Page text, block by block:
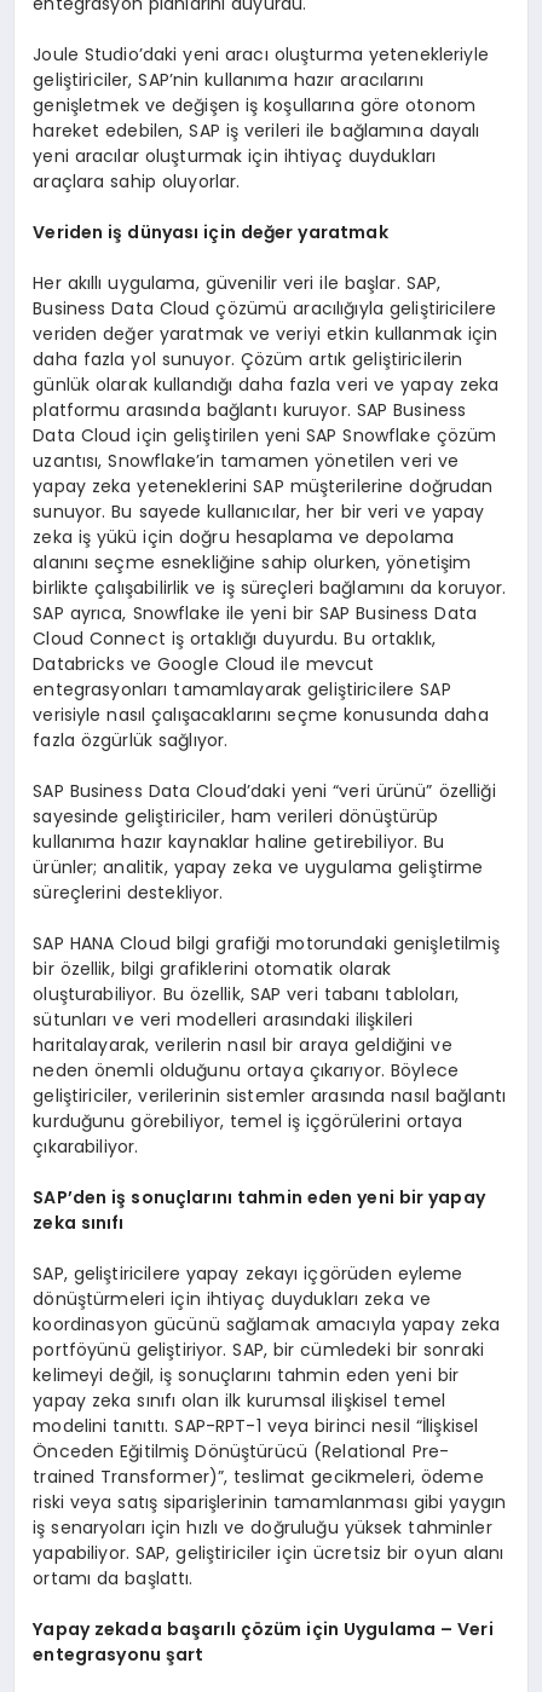
Joule Studio’daki yeni aracı oluşturma yetenekleriyle
geliştiriciler, SAP’nin kullanıma hazır aracılarını
genişletmek ve değişen iş koşullarına göre otonom
hareket edebilen, SAP iş verileri ile bağlamına dayalı
yeni aracılar oluşturmak için ihtiyaç duydukları
araçlara sahip oluyorlar.
Veriden iş dünyası için değer yaratmak
Her akıllı uygulama, güvenilir veri ile başlar. SAP,
Business Data Cloud çözümü aracılığıyla geliştiricilere
veriden değer yaratmak ve veriyi etkin kullanmak için
daha fazla yol sunuyor. Çözüm artık geliştiricilerin
günlük olarak kullandığı daha fazla veri ve yapay zeka
platformu arasında bağlantı kuruyor. SAP Business
Data Cloud için geliştirilen yeni SAP Snowflake çözüm
uzantısı, Snowflake’in tamamen yönetilen veri ve
yapay zeka yeteneklerini SAP müşterilerine doğrudan
sunuyor. Bu sayede kullanıcılar, her bir veri ve yapay
zeka iş yükü için doğru hesaplama ve depolama
alanını seçme esnekliğine sahip olurken, yönetişim
birlikte çalışabilirlik ve iş süreçleri bağlamını da koruyor.
SAP ayrıca, Snowflake ile yeni bir SAP Business Data
Cloud Connect iş ortaklığı duyurdu. Bu ortaklık,
Databricks ve Google Cloud ile mevcut
entegrasyonları tamamlayarak geliştiricilere SAP
verisiyle nasıl çalışacaklarını seçme konusunda daha
fazla özgürlük sağlıyor.
SAP Business Data Cloud’daki yeni “veri ürünü” özelliği
sayesinde geliştiriciler, ham verileri dönüştürüp
kullanıma hazır kaynaklar haline getirebiliyor. Bu
ürünler; analitik, yapay zeka ve uygulama geliştirme
süreçlerini destekliyor.
SAP HANA Cloud bilgi grafiği motorundaki genişletilmiş
bir özellik, bilgi grafiklerini otomatik olarak
oluşturabiliyor. Bu özellik, SAP veri tabanı tabloları,
sütunları ve veri modelleri arasındaki ilişkileri
haritalayarak, verilerin nasıl bir araya geldiğini ve
neden önemli olduğunu ortaya çıkarıyor. Böylece
geliştiriciler, verilerinin sistemler arasında nasıl bağlantı
kurduğunu görebiliyor, temel iş içgörülerini ortaya
çıkarabiliyor.
SAP’den iş sonuçlarını tahmin eden yeni bir yapay
zeka sınıfı
SAP, geliştiricilere yapay zekayı içgörüden eyleme
dönüştürmeleri için ihtiyaç duydukları zeka ve
koordinasyon gücünü sağlamak amacıyla yapay zeka
portföyünü geliştiriyor. SAP, bir cümledeki bir sonraki
kelimeyi değil, iş sonuçlarını tahmin eden yeni bir
yapay zeka sınıfı olan ilk kurumsal ilişkisel temel
modelini tanıttı. SAP-RPT-1 veya birinci nesil “İlişkisel
Önceden Eğitilmiş Dönüştürücü (Relational Pre-
trained Transformer)”, teslimat gecikmeleri, ödeme
riski veya satış siparişlerinin tamamlanması gibi yaygın
iş senaryoları için hızlı ve doğruluğu yüksek tahminler
yapabiliyor. SAP, geliştiriciler için ücretsiz bir oyun alanı
ortamı da başlattı.
Yapay zekada başarılı çözüm için Uygulama – Veri
entegrasyonu şart